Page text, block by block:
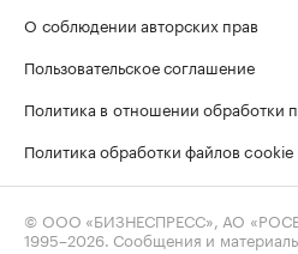
О соблюдении авторских прав
Пользовательское соглашение
Политика в отношении обработки
Политика обработки файлов cookie
© ООО «БИЗНЕСПРЕСС», АО
1995–2026 . Сообщения и